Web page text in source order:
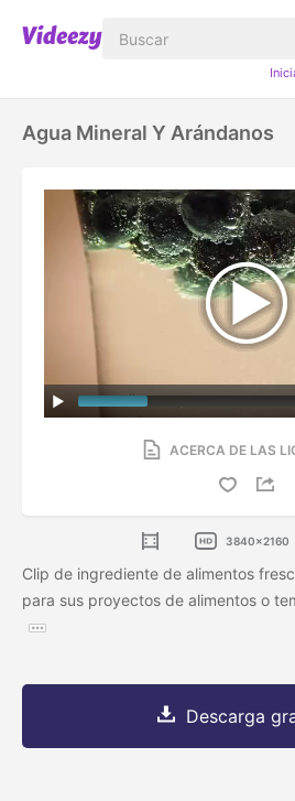
Agua Mineral Y Arándanos
ACERCA DE LAS
3840x2160
Clip de ingrediente de alimentos
para sus proyectos de alimentos o
Descarga